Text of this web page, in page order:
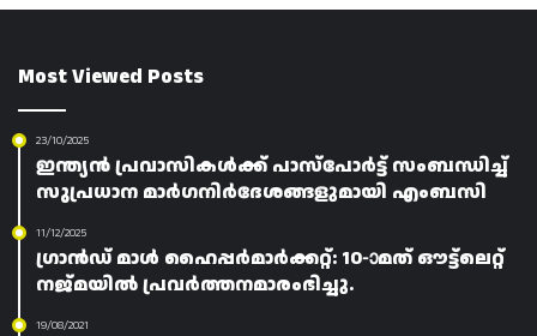
Most Viewed Posts
23/10/2025
ഇന്ത്യൻ പ്രവാസികൾക്ക് പാസ്പോർട്ട് സംബന്ധിച്ച്
സുപ്രധാന മാർഗനിർദേശങ്ങളുമായി എംബസി
11/12/2025
ഗ്രാൻഡ് മാൾ ഹൈപ്പർമാർക്കറ്റ്: 10-ാമത് ഔട്ട്ലെറ്റ്
നജ്മയിൽ പ്രവർത്തനമാരംഭിച്ചു.
19/08/2021